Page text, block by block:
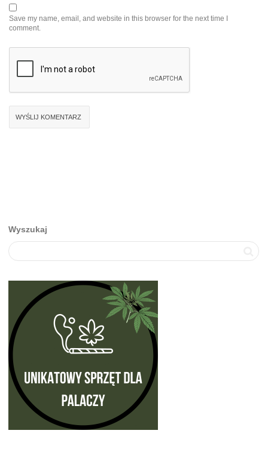
Save my name, email, and website in this browser for the next time I
comment.
Wyszukaj